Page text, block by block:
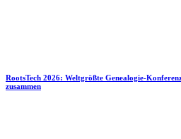
RootsTech 2026: Weltgrößte Genealogie-
zusammen